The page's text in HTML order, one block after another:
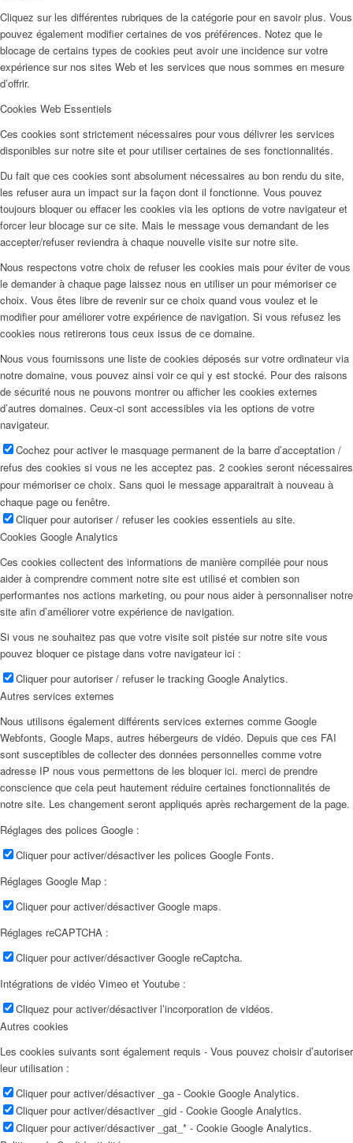
Cliquez sur les différentes rubriques de la catégorie pour en savoir plus. Vous
pouvez également modifier certaines de vos préférences. Notez que le
blocage de certains types de cookies peut avoir une incidence sur votre
expérience sur nos sites Web et les services que nous sommes en mesure
d’offrir.
Cookies Web Essentiels
Ces cookies sont strictement nécessaires pour vous délivrer les services
disponibles sur notre site et pour utiliser certaines de ses fonctionnalités.
Du fait que ces cookies sont absolument nécessaires au bon rendu du site,
les refuser aura un impact sur la façon dont il fonctionne. Vous pouvez
toujours bloquer ou effacer les cookies via les options de votre navigateur et
forcer leur blocage sur ce site. Mais le message vous demandant de les
accepter/refuser reviendra à chaque nouvelle visite sur notre site.
Nous respectons votre choix de refuser les cookies mais pour éviter de vous
le demander à chaque page laissez nous en utiliser un pour mémoriser ce
choix. Vous êtes libre de revenir sur ce choix quand vous voulez et le
modifier pour améliorer votre expérience de navigation. Si vous refusez les
cookies nous retirerons tous ceux issus de ce domaine.
Nous vous fournissons une liste de cookies déposés sur votre ordinateur via
notre domaine, vous pouvez ainsi voir ce qui y est stocké. Pour des raisons
de sécurité nous ne pouvons montrer ou afficher les cookies externes
d’autres domaines. Ceux-ci sont accessibles via les options de votre
navigateur.
Cochez pour activer le masquage permanent de la barre d’acceptation /
refus des cookies si vous ne les acceptez pas. 2 cookies seront nécessaires
pour mémoriser ce choix. Sans quoi le message apparaitrait à nouveau à
chaque page ou fenêtre.
Cliquer pour autoriser / refuser les cookies essentiels au site.
Cookies Google Analytics
Ces cookies collectent des informations de manière compilée pour nous
aider à comprendre comment notre site est utilisé et combien son
performantes nos actions marketing, ou pour nous aider à personnaliser notre
site afin d’améliorer votre expérience de navigation.
Si vous ne souhaitez pas que votre visite soit pistée sur notre site vous
pouvez bloquer ce pistage dans votre navigateur ici :
Cliquer pour autoriser / refuser le tracking Google Analytics.
Autres services externes
Nous utilisons également différents services externes comme Google
Webfonts, Google Maps, autres hébergeurs de vidéo. Depuis que ces FAI
sont susceptibles de collecter des données personnelles comme votre
adresse IP nous vous permettons de les bloquer ici. merci de prendre
conscience que cela peut hautement réduire certaines fonctionnalités de
notre site. Les changement seront appliqués après rechargement de la page.
Réglages des polices Google :
Cliquer pour activer/désactiver les polices Google Fonts.
Réglages Google Map :
Cliquer pour activer/désactiver Google maps.
Réglages reCAPTCHA :
Cliquer pour activer/désactiver Google reCaptcha.
Intégrations de vidéo Vimeo et Youtube :
Cliquez pour activer/désactiver l’incorporation de vidéos.
Autres cookies
Les cookies suivants sont également requis - Vous pouvez choisir d’autoriser
leur utilisation :
Cliquer pour activer/désactiver _ga - Cookie Google Analytics.
Cliquer pour activer/désactiver _gid - Cookie Google Analytics.
Cliquer pour activer/désactiver _gat_* - Cookie Google Analytics.